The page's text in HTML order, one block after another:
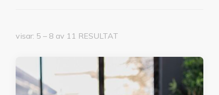
visar: 5 – 8 av 11 RESULTAT